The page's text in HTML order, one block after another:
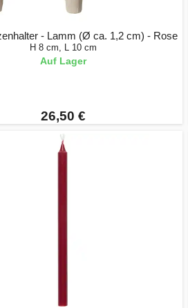
- Lamm (Ø ca. 1,2 cm) - Rose
H 8 cm, L 10 cm
Auf Lager
26,50 €